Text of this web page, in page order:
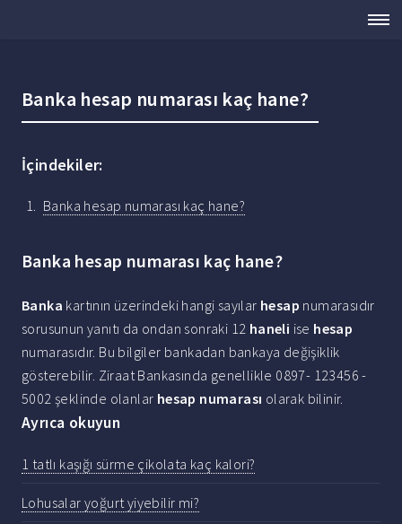
Banka hesap numarası kaç hane?
İçindekiler:
Banka hesap numarası kaç hane?
Banka hesap numarası kaç hane?
Banka kartının üzerindeki hangi sayılar hesap numarasıdır
sorusunun yanıtı da ondan sonraki 12 haneli ise hesap
numarasıdır. Bu bilgiler bankadan bankaya değişiklik
gösterebilir. Ziraat Bankasında genellikle 0897- 123456 -
5002 şeklinde olanlar hesap numarası olarak bilinir.
Ayrıca okuyun
1 tatlı kaşığı sürme çikolata kaç kalori?
Lohusalar yoğurt yiyebilir mi?